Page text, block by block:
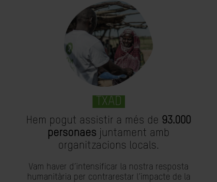
TXAD
Hem pogut assistir a més de 93.000
personaes juntament amb
organitzacions locals.
Vam haver d’intensificar la nostra resposta
humanitària per contrarestar l’impacte de la